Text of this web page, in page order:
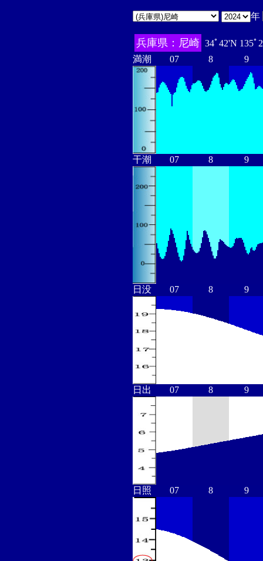
年
兵庫県：尼崎 34ﾟ42'N 135ﾟ
満潮
07 8 9
干潮 07 8 9
日没 07 8 9
日出 07 8 9
日照 07 8 9